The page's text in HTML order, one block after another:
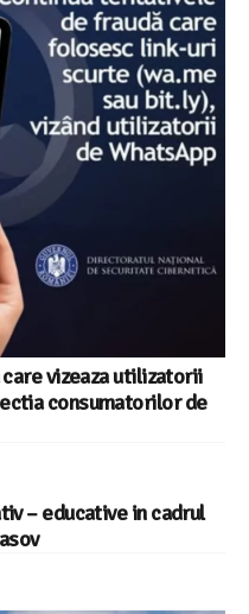
care vizeaza utilizatorii
consumatorilor de
– educative in cadrul